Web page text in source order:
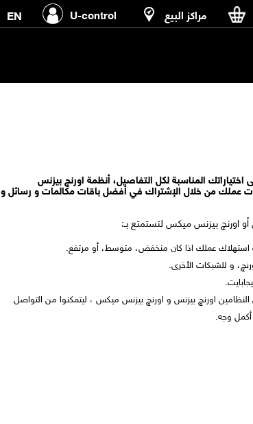
مراكز البيع U-control
EN
المناسبة لكل التفاصيل، أنظمة اورنچ بيزنس
عملك من خلال الإشتراك في أفضل باقات مكالمات و رسائل و
أو اورنچ بيزنس ميكس لتستمتع بـ:
استهلاك عملك اذا كان منخفض، متوسط، أو مرتفع.
و للشبكات الأخرى.
النظامين اورنچ بيزنس و اورنچ بيزنس ميكس ، ليتمكنوا من التواصل
وجه.